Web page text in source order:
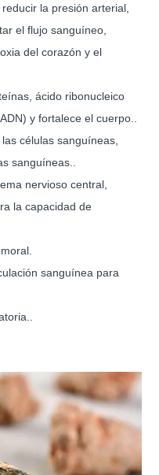
la presión arterial,
el flujo sanguíneo,
del corazón y el
ácido ribonucleico
y fortalece el cuerpo.
células sanguíneas,
sanguíneas.
nervioso central,
la capacidad de
sanguínea para